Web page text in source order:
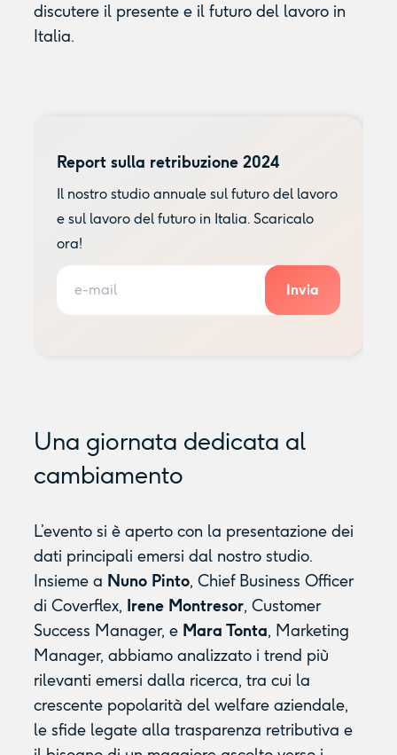
discutere il presente e il futuro del lavoro in
Italia.
Report sulla retribuzione 2024
Il nostro studio annuale sul futuro del lavoro
e sul lavoro del futuro in Italia. Scaricalo
ora!
Una giornata dedicata al
cambiamento
L’evento si è aperto con la presentazione dei
dati principali emersi dal nostro studio.
Insieme a Nuno Pinto, Chief Business Officer
di Coverflex, Irene Montresor, Customer
Success Manager, e Mara Tonta, Marketing
Manager, abbiamo analizzato i trend più
rilevanti emersi dalla ricerca, tra cui la
crescente popolarità del welfare aziendale,
le sfide legate alla trasparenza retributiva e